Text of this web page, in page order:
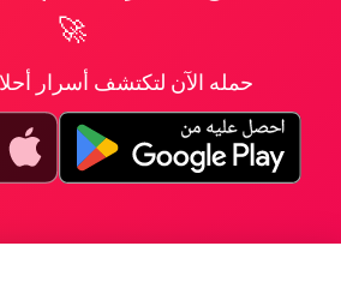
🚀
حمله الآن لتكتشف أسرار